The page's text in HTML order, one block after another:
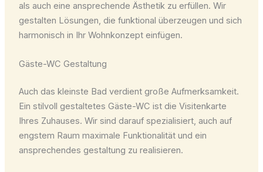
als auch eine ansprechende Ästhetik zu erfüllen. Wir
gestalten Lösungen, die funktional überzeugen und sich
harmonisch in Ihr Wohnkonzept einfügen.
Gäste-WC Gestaltung
Auch das kleinste Bad verdient große Aufmerksamkeit.
Ein stilvoll gestaltetes Gäste-WC ist die Visitenkarte
Ihres Zuhauses. Wir sind darauf spezialisiert, auch auf
engstem Raum maximale Funktionalität und ein
ansprechendes gestaltung zu realisieren.